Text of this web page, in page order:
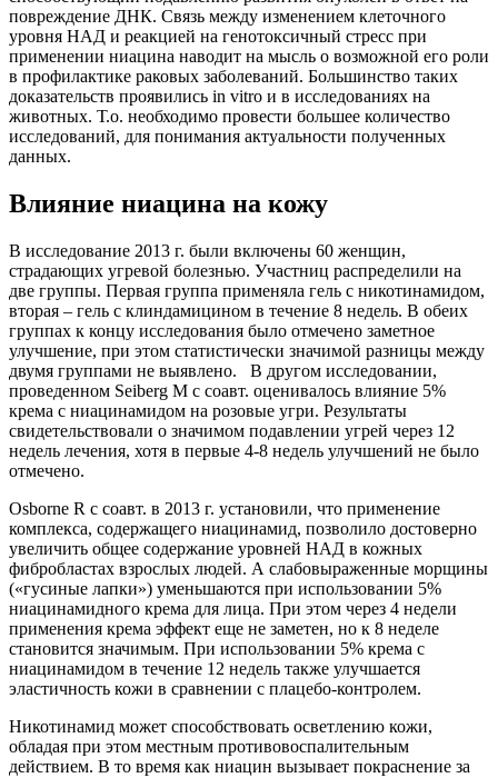
повреждение ДНК. Связь между изменением клеточного
уровня НАД и реакцией на генотоксичный стресс при
применении ниацина наводит на мысль о возможной его роли
в профилактике раковых заболеваний. Большинство таких
доказательств проявились in vitro и в исследованиях на
животных. Т.о. необходимо провести большее количество
исследований, для понимания актуальности полученных
данных.
Влияние ниацина на кожу
В исследование 2013 г. были включены 60 женщин,
страдающих угревой болезнью. Участниц распределили на
две группы. Первая группа применяла гель с никотинамидом,
вторая – гель с клиндамицином в течение 8 недель. В обеих
группах к концу исследования было отмечено заметное
улучшение, при этом статистически значимой разницы между
двумя группами не выявлено. В другом исследовании,
проведенном Seiberg M c соавт. оценивалось влияние 5%
крема с ниацинамидом на розовые угри. Результаты
свидетельствовали о значимом подавлении угрей через 12
недель лечения, хотя в первые 4-8 недель улучшений не было
отмечено.
Osborne R с соавт. в 2013 г. установили, что применение
комплекса, содержащего ниацинамид, позволило достоверно
увеличить общее содержание уровней НАД в кожных
фибробластах взрослых людей. А слабовыраженные морщины
(«гусиные лапки») уменьшаются при использовании 5%
ниацинамидного крема для лица. При этом через 4 недели
применения крема эффект еще не заметен, но к 8 неделе
становится значимым. При использовании 5% крема с
ниацинамидом в течение 12 недель также улучшается
эластичность кожи в сравнении с плацебо-контролем.
Никотинамид может способствовать осветлению кожи,
обладая при этом местным противовоспалительным
действием. В то время как ниацин вызывает покраснение за